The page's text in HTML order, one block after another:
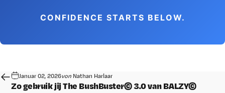
CONFIDENCE STARTS BELOW.
Januar 02, 2026von Nathan Harlaar
Zo gebruik jij The BushBuster© 3.0 van BALZY©